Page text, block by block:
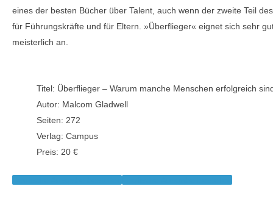
eines der besten Bücher über Talent, auch wenn der zweite Teil
für Führungskräfte und für Eltern. »Überflieger« eignet sich sehr
meisterlich an.
Titel: Überflieger – Warum manche Menschen erfolgreich
Autor: Malcom Gladwell
Seiten: 272
Verlag: Campus
Preis: 20 €